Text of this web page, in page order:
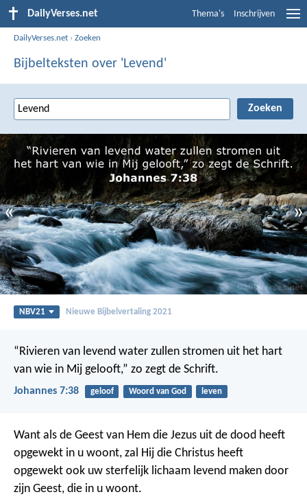
DailyVerses.net Thema's Inschrijven
DailyVerses.net ›Zoeken
Bijbelteksten over 'Levend'
« »
NBV21 Nieuwe Bijbelvertaling 2021
“Rivieren van levend water zullen stromen uit het hart
van wie in Mij gelooft,” zo zegt de Schrift.
Johannes 7:38 geloof Woord van God leven
Want als de Geest van Hem die Jezus uit de dood heeft
opgewekt in u woont, zal Hij die Christus heeft
opgewekt ook uw sterfelijk lichaam levend maken door
zijn Geest, die in u woont.